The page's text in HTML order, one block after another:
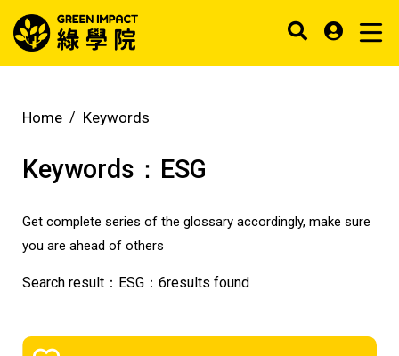
Home Keywords
Keywords： ESG
Get complete series of the glossary accordingly, make sure
you are ahead of others
Search result： ESG ： 6results found